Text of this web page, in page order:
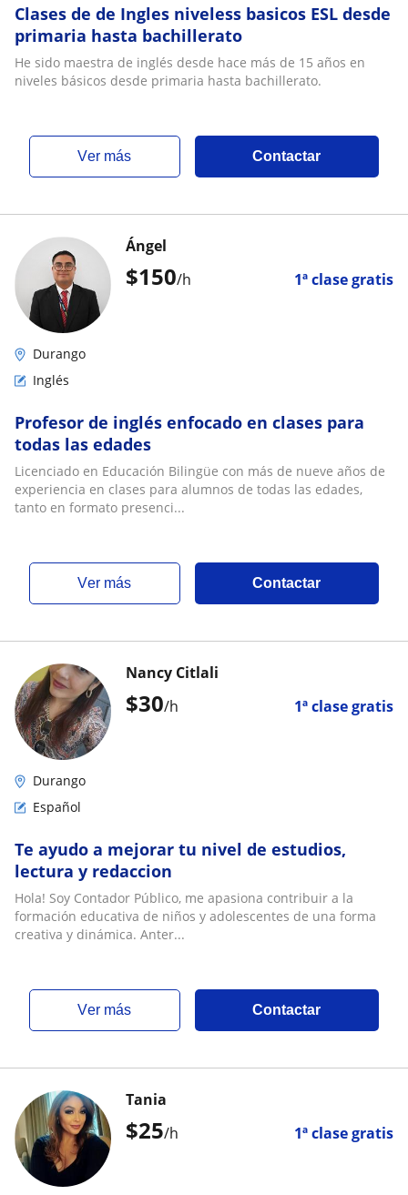
Clases de de Ingles niveless basicos ESL desde
primaria hasta bachillerato
He sido maestra de inglés desde hace más de 15 años en
niveles básicos desde primaria hasta bachillerato.
ver más Contactar
$150/h 1ª clase gratis
Ángel
Durango
Inglés
Profesor de inglés enfocado en clases para
todas las edades
Licenciado en Educación Bilingüe con más de nueve años de
experiencia en clases para alumnos de todas las edades,
tanto en formato presenci...
ver más Contactar
$30/h 1ª clase gratis
Nancy Citlali
Durango
Español
Te ayudo a mejorar tu nivel de estudios,
lectura y redaccion
Hola! Soy Contador Público, me apasiona contribuir a la
formación educativa de niños y adolescentes de una forma
creativa y dinámica. Anter...
ver más Contactar
$25/h 1ª clase gratis
Tania